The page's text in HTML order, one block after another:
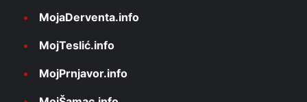
MojaDerventa.info
MojTeslić.info
MojPrnjavor.info